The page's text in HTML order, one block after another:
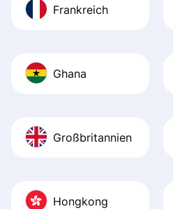
Frankreich
Ghana
Großbritannien
Hongkong